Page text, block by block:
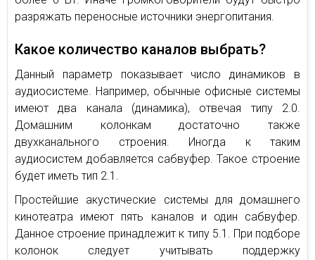
разряжать переносные источники энергопитания.
Какое количество каналов выбрать?
Данный параметр показывает число динамиков в
аудиосистеме. Например, обычные офисные системы
имеют два канала (динамика), отвечая типу 2.0.
Домашним колонкам достаточно также
двухканального строения. Иногда к таким
аудиосистем добавляется сабвуфер. Такое строение
будет иметь тип 2.1.
Простейшие акустические системы для домашнего
кинотеатра имеют пять каналов и один сабвуфер.
Данное строение принадлежит к типу 5.1. При подборе
колонок следует учитывать поддержку